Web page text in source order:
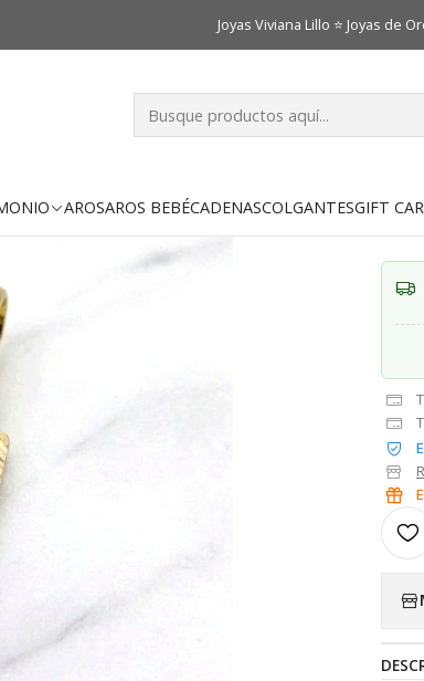
AROSAROS BEBÉCADENASCOLGANTESGIFT
Joyas Viviana Lillo ⭐ Joyas de
Catálogo Colgantes
|